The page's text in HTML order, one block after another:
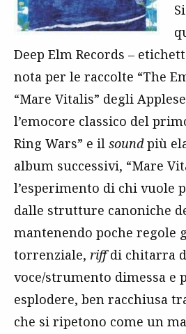
Deep Elm Records –
nota per le raccolte “The
“Mare Vitalis” degli
l’emocore classico del
Ring Wars” e il soundpiù
album successivi, “Mare
l’esperimento di chi vuole
dalle strutture canoniche
mantenendo poche regole
torrenziale, riffdi chitarra
voce/strumento dimessa e
esplodere, ben racchiusa
che si ripetono come un